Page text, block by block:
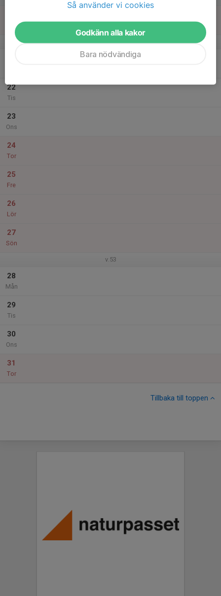
Sön
v.52
22
Tis
23
Ons
24
Tor
25
Fre
26
Lör
27
Sön
v.53
28
Mån
29
Tis
30
Ons
31
Tor
Tillbaka till toppen
Så använder vi cookies
Godkänn alla kakor
Bara nödvändiga